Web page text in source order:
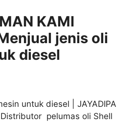
KAMI
jenis oli
diesel
untuk diesel | JAYADIPA
Distributor pelumas oli Shell